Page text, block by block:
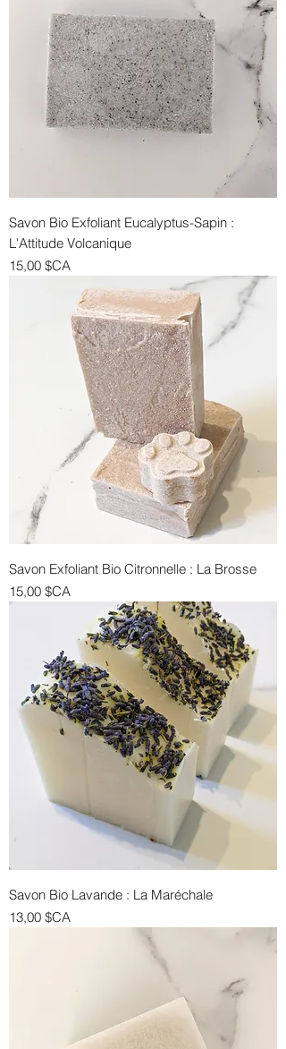
Savon Bio Exfoliant Eucalyptus-Sapin :
L'Attitude Volcanique
Prix
15,00 $CA
Savon Exfoliant Bio Citronnelle : La Brosse
Prix
15,00 $CA
Savon Bio Lavande : La Maréchale
Prix
13,00 $CA